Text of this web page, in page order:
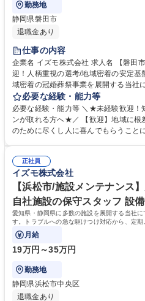
勤務地
静岡県磐田市
退職金あり
仕事の内容
企業名 イズモ株式会社 求人名 【磐田市/夜間葬祭プランナー】未経験歓
迎！人柄重視の選考/地域密着の安定基盤 仕事の内容 静岡･愛知エリア
域密着の冠婚葬祭事業を展開する当社
クターをお任せします。ご家族と向き
ポートをする、意義深いお仕事です。 【仕事詳細】夜間のご逝去の連絡対
応からお迎え、通夜の準備や打ち合わ
人様がどんな方だったかをお聞きし最
業があり、人間関係を変えずに別の職
す。 募集職種 【磐田市/夜間葬祭プランナー】未経験歓迎！人柄重視の選
考/地域密着の安定基盤
必要な経験・能力等
必要な経験・能力等 ＼★未経験歓迎！
ンが取れる方へ★／ 【歓迎】地域に根
のために尽くし人に喜んでもらうこと
寄り添い、真摯に向き合える誠実さを
ント】これまでの人生における様々な
ら実行に移せる行動力を評価します。
ており、未経験から安心して成長できる環境です。 学
学院 大学 高専 短大 専修学校 高校 語
動車
正社員
イズモ株式会社
【浜松市/施設メンテナンス
自社施設の保守スタッフ 設
愛知県・静岡県に多数の施設を展開する当社
す。トラブルへの急な駆けつけ対応から、定
広い業務を通じて各施設を支えます。
月給
19万円～35万円
勤務地
静岡県浜松市中央区
退職金あり